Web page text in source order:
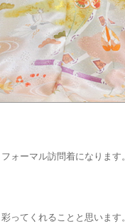
ォーマル訪問着になります。
ってくれることと思います。